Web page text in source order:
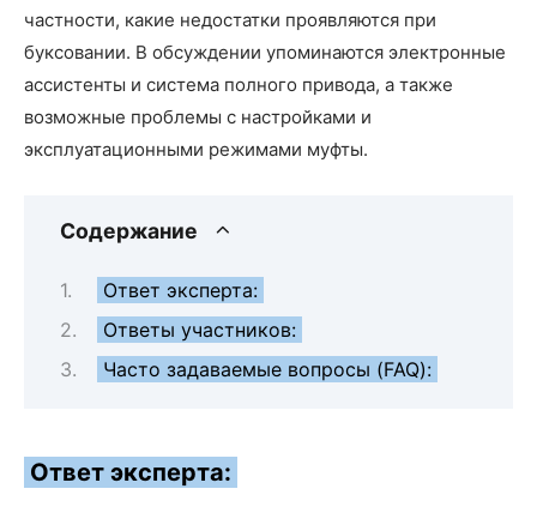
частности, какие недостатки проявляются при
буксовании. В обсуждении упоминаются электронные
ассистенты и система полного привода, а также
возможные проблемы с настройками и
эксплуатационными режимами муфты.
Содержание
Ответ эксперта:
Ответы участников:
Часто задаваемые вопросы (FAQ):
Ответ эксперта: